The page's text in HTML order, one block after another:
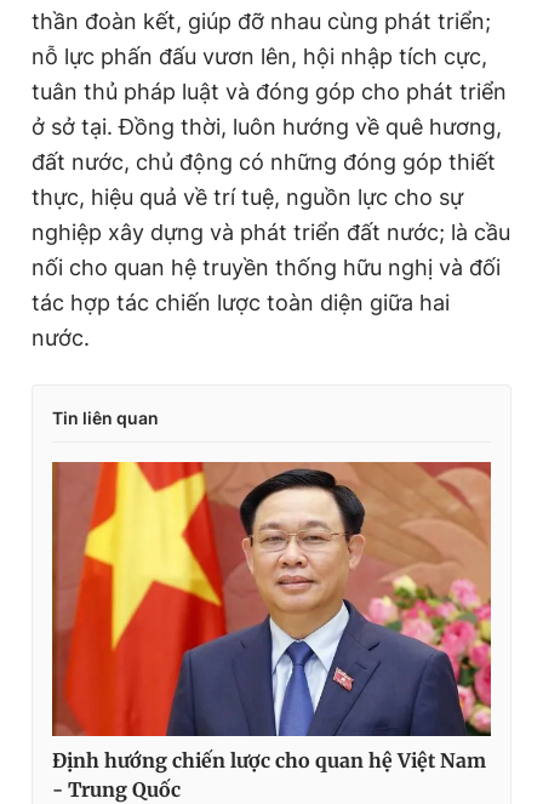
thần đoàn kết, giúp đỡ nhau cùng phát triển;
nỗ lực phấn đấu vươn lên, hội nhập tích cực,
tuân thủ pháp luật và đóng góp cho phát triển
ở sở tại. Đồng thời, luôn hướng về quê hương,
đất nước, chủ động có những đóng góp thiết
thực, hiệu quả về trí tuệ, nguồn lực cho sự
nghiệp xây dựng và phát triển đất nước; là cầu
nối cho quan hệ truyền thống hữu nghị và đối
tác hợp tác chiến lược toàn diện giữa hai
nước.
Tin liên quan
Định hướng chiến lược cho quan hệ Việt Nam
- Trung Quốc